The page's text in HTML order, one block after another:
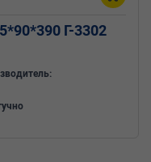
Г-3302